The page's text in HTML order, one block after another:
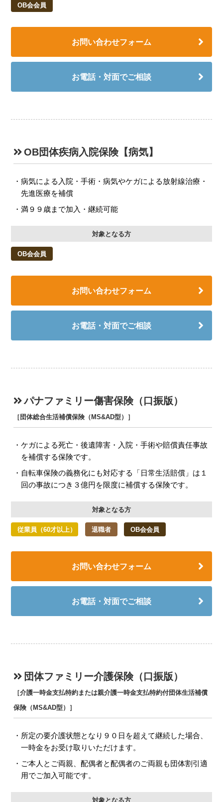
OB会会員
お問い合わせフォーム
お電話・対面でご相談
OB団体疾病入院保険【病気】
病気による入院・手術・病気やケガによる放射線治療・
先進医療を補償
満９９歳まで加入・継続可能
対象となる方
OB会会員
お問い合わせフォーム
お電話・対面でご相談
パナファミリー傷害保険（口振版）
［団体総合生活補償保険（MS&AD型）］
ケガによる死亡・後遺障害・入院・手術や賠償責任事故
を補償する保険です。
自転車保険の義務化にも対応する「日常生活賠償」は１
回の事故につき３億円を限度に補償する保険です。
対象となる方
従業員（60才以上） 退職者 OB会会員
お問い合わせフォーム
お電話・対面でご相談
団体ファミリー介護保険（口振版）
［介護一時金支払特約または親介護一時金支払特約付団体生活補償
保険（MS&AD型）］
所定の要介護状態となり９０日を超えて継続した場合、
一時金をお受け取りいただけます。
ご本人とご両親、配偶者と配偶者のご両親も団体割引適
用でご加入可能です。
対象となる方